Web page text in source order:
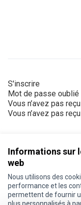
Informations sur
web
Nous utilisons des
performance et les
permettent de fournir
S'inscrire
Mot de passe oublié
Vous n’avez pas
Vous n’avez pas
Conditions d'utilisation
Paramètres des
Je participe ! sur X
Je participe ! sur
Je participe !